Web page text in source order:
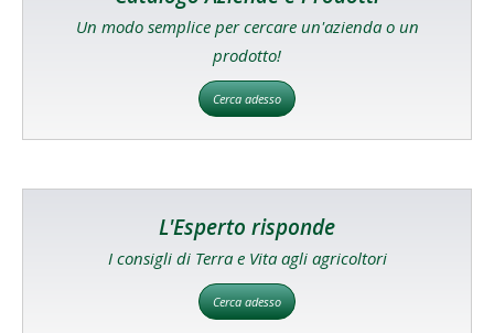
Un modo semplice per cercare un'azienda o un
prodotto!
Cerca adesso
L'Esperto risponde
I consigli di Terra e Vita agli agricoltori
Cerca adesso